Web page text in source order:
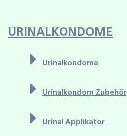
URINALKONDOME
Urinalkondome
Urinalkondom Zubehör
Urinal Applikator